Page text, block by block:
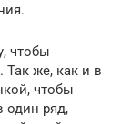
чтобы
Так же, как и в
чтобы
один ряд,